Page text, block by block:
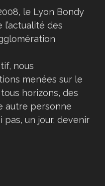
le Lyon Bondy
l’actualité des
nous
menées sur le
horizons, des
autre personne
un jour, devenir